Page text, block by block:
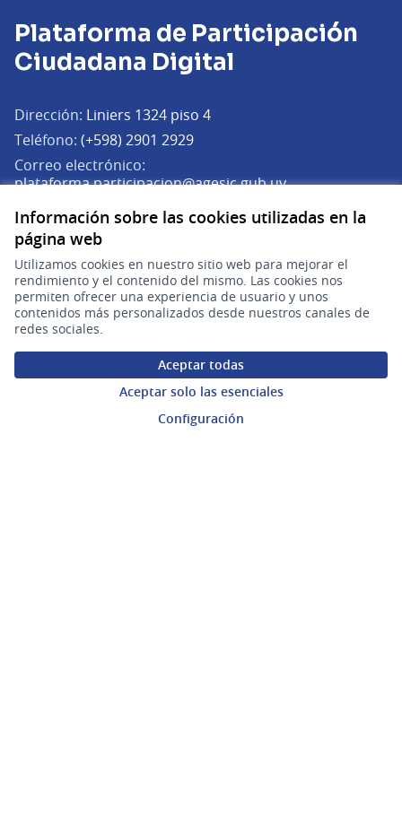
Información sobre las cookies utilizadas en la
página web
Utilizamos cookies en nuestro sitio web para mejorar el
rendimiento y el contenido del mismo. Las cookies nos
permiten ofrecer una experiencia de usuario y unos
contenidos más personalizados desde nuestros canales de
redes sociales.
Aceptar todas
Aceptar solo las esenciales
Configuración
Plataforma de Participación
Ciudadana Digital
Dirección: Liniers 1324 piso 4
Teléfono: (+598) 2901 2929
Correo electrónico:
plataforma.participacion@agesic.gub.uy(Abrir en una
Horario de atención:
Lunes a viernes de 9:30 a 17:30 hs.
Plataforma de Participación Ciudadana Digital en X
(Enlace externo)
Plataforma de Participación Ciudadana Digital en Facebook
(Enlace externo)
Plataforma de Participación Ciudadana Digital en
(Enlace externo)
Participá
Inicio
Ámbitos Participativos